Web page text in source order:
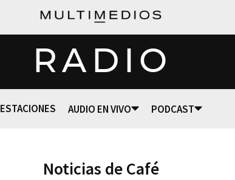
RADIO
ESTACIONES AUDIO EN VIVO PODCAST
Noticias de Café